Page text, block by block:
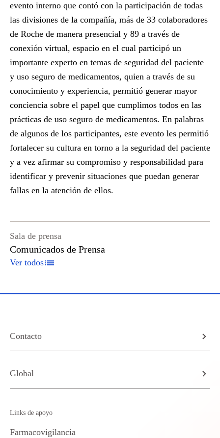
evento interno que contó con la participación de todas
las divisiones de la compañía, más de 33 colaboradores
de Roche de manera presencial y 89 a través de
conexión virtual, espacio en el cual participó un
importante experto en temas de seguridad del paciente
y uso seguro de medicamentos, quien a través de su
conocimiento y experiencia, permitió generar mayor
conciencia sobre el papel que cumplimos todos en las
prácticas de uso seguro de medicamentos. En palabras
de algunos de los participantes, este evento les permitió
fortalecer su cultura en torno a la seguridad del paciente
y a vez afirmar su compromiso y responsabilidad para
identificar y prevenir situaciones que puedan generar
fallas en la atención de ellos.
Sala de prensa
Comunicados de Prensa
Ver todos
Contacto
Global
Links de apoyo
Farmacovigilancia